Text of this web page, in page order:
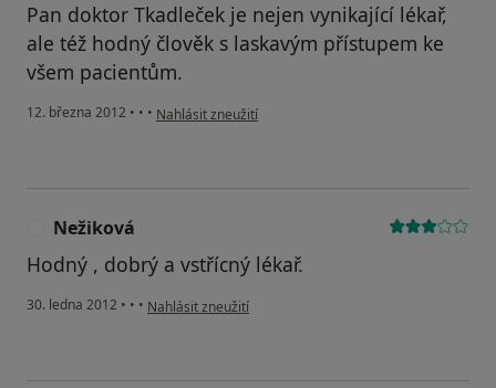
Pan doktor Tkadleček je nejen vynikající lékař,
ale též hodný člověk s laskavým přístupem ke
všem pacientům.
12. března 2012 • • • podle názoru uživatele Váš účet byl odstraněn
Nahlásit zneužití
Nežiková
Hodný , dobrý a vstřícný lékař.
30. ledna 2012 • • • podle názoru uživatele Nežiková
Nahlásit zneužití